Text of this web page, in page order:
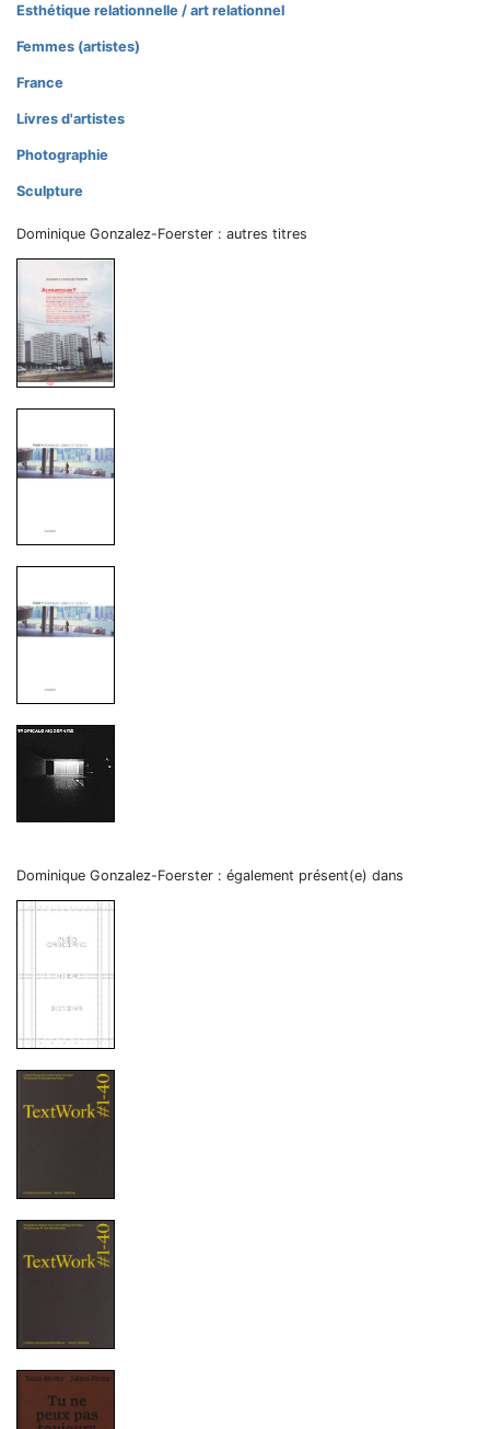
Esthétique relationnelle / art relationnel
Femmes (artistes)
France
Livres d'artistes
Photographie
Sculpture
Dominique Gonzalez-Foerster : autres titres
Dominique Gonzalez-Foerster : également présent(e) dans